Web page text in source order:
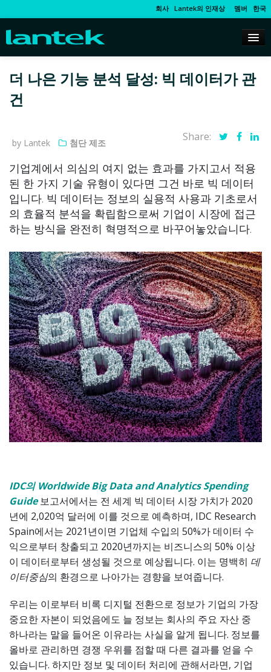
회사 Lantek의 인재상 멤버 한국
더 나은 기능 분석 달성: 빅 데이터가 관
건
by Lantek 첨단 제조 Share:
기업계에서 의심의 여지 없는 효과를 가지고서 적용
된 한 가지 기술 유형이 있다면 그건 바로 빅 데이터
입니다. 빅 데이터는 정보의 실용적 사용과 기초로서
의 효율적 분석을 확립함으로써 기업이 시장에 접근
하는 방식을 완전히 혁명적으로 바꾸어놓았습니다.
IDC의 Worldwide Big Data and Analytics Spending
Guide보고서에서는 전 세계 빅 데이터 시장 가치가 2020
년에 2,020억 달러에 이를 것으로 예측하며, IDC Research
Spain에서는 2021년이면 기업체 수입의 50%가 데이터 수
익으로부터 창출되고 2020년까지는 비즈니스의 50% 이상
이 데이터로부터 생성될 것으로 예상됩니다. 이는 명백히 데
이터중심의 환경으로 나아가는 경향을 보여줍니다.
우리는 이로부터 비록 디지털 전환으로 정보가 기업의 가장
중요한 자본이 되었음에도 늘 정보는 회사의 주요 자산 중
하나라는 말을 들어온 이유라는 사실을 알게 됩니다. 정보를
올바로 관리하면 경쟁 우위를 점할 때 다른 결과를 얻을 수
있습니다. 하지만 정보 및 데이터 처리에 관해서라면, 기업